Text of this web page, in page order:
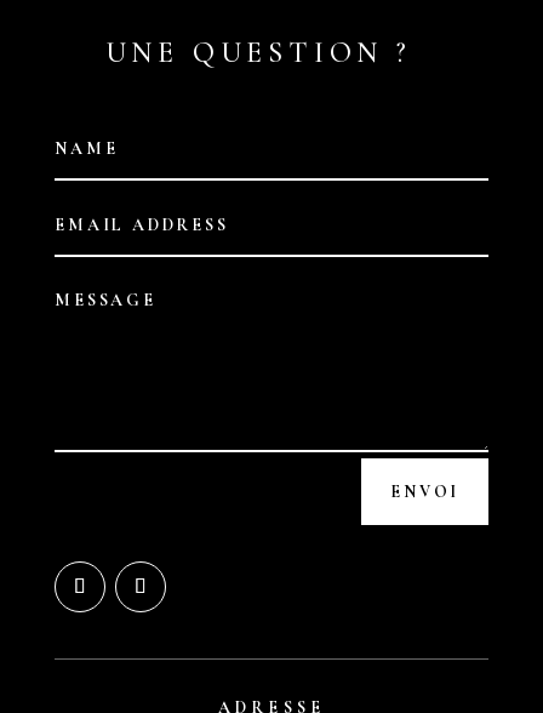
UNE QUESTION ?
ENVOI
ADRESSE